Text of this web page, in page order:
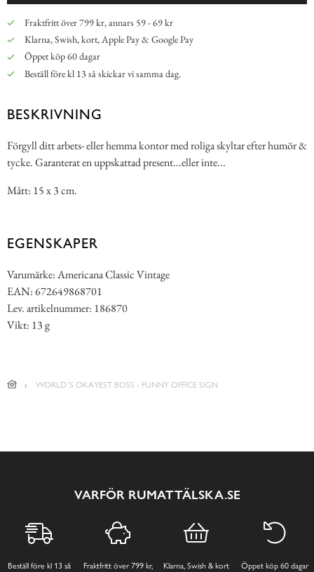
Fraktfritt över 799 kr, annars 59 - 69 kr
Klarna, Swish, kort, Apple Pay & Google Pay
Öppet köp 60 dagar
Beställ före kl 13 så skickar vi samma dag.
BESKRIVNING
Förgyll ditt arbets- eller hemma kontor med roliga skyltar efter humör &
tycke. Garanterat en uppskattad present...eller inte...
Mått: 15 x 3 cm.
EGENSKAPER
Varumärke: Americana Classic Vintage
EAN: 672649868701
Lev. artikelnummer: 186870
Vikt: 13 g
WORLD´S OKAYEST BOSS - FUNNY OFFICE SIGN
VARFÖR RUMATTÄLSKA.SE
Beställ före kl 13 så
Fraktfritt över 799 kr,
Klarna, Swish & kort Öppet köp 60 dagar